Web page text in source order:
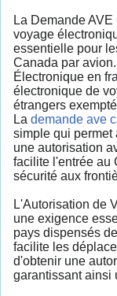
La Demande
voyage
essentielle pour
Canada par
Électronique en
électronique de
étrangers
La demande ave
simple qui permet
une autorisation
facilite l'entrée au
sécurité aux
L'Autorisation de
une exigence
pays dispensés
facilite les
d'obtenir une
garantissant ainsi